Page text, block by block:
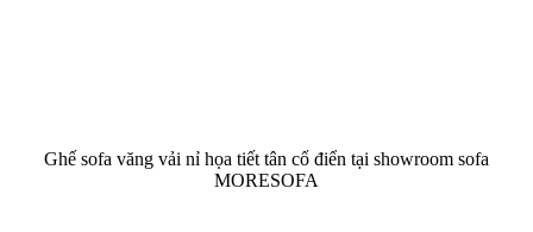
Ghế sofa văng vải nỉ họa tiết tân cổ điển tại showroom sofa
MORESOFA